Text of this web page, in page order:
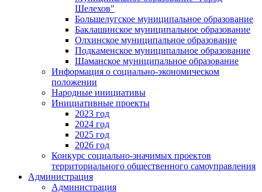
Шелехов"
Большелугское муниципальное образование
Баклашинское муниципальное образование
Олхинское муниципальное образование
Подкаменское муниципальное образование
Шаманское муниципальное образование
Информация о социально-экономическом
положении
Народные инициативы
Инициативные проекты
2023 год
2024 год
2025 год
2026 год
Конкурс социально-значимых проектов
территориального общественного самоуправления
Администрация
Администрация